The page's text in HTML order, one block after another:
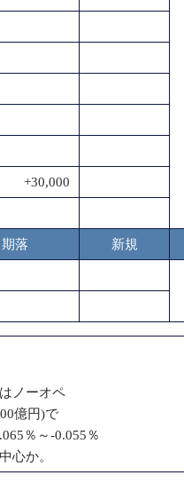
+30,000
期落 新規
ノーオペ
億円)で
％～-0.055％
心か。